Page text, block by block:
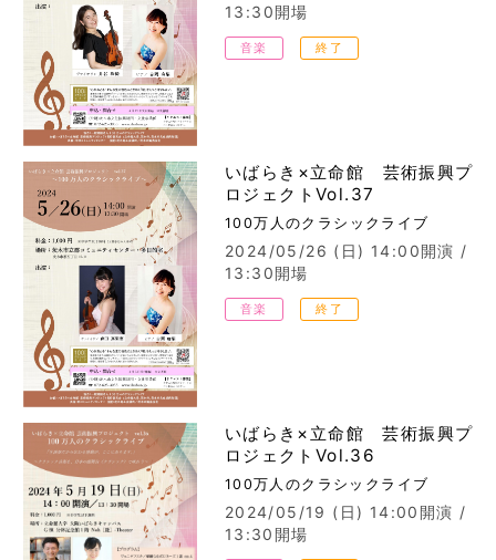
13:30開場
音楽 終了
いばらき×立命館 芸術振興プ
ロジェクトVol.37
100万人のクラシックライブ
2024/05/26 (日) 14:00開演 /
13:30開場
音楽 終了
いばらき×立命館 芸術振興プ
ロジェクトVol.36
100万人のクラシックライブ
2024/05/19 (日) 14:00開演 /
13:30開場